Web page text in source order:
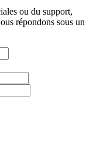
ou du support,
répondons sous un